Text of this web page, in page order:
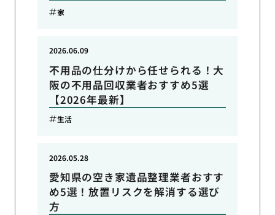
家
不用品の仕分けから任せられる！大
阪の不用品回収業者おすすめ5選
【2026年最新】
2026.06.09
生活
愛知県の空き家遺品整理業者おすす
め5選！放置リスクを解消する選び
方
2026.05.28